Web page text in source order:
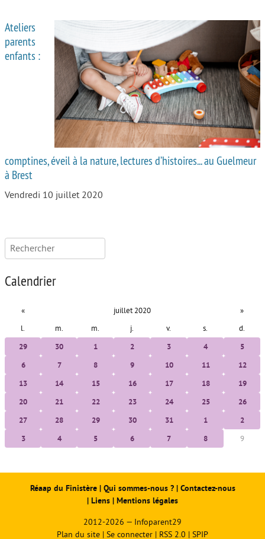
Ateliers
parents
enfants :
comptines, éveil à la nature, lectures d’histoires... au Guelmeur
à Brest
Vendredi 10 juillet 2020
Rechercher :
Calendrier
« juillet 2020 »
l. m. m. j. v. s. d.
29 30 1 2 3 4 5
6 7 8 9 10 11 12
13 14 15 16 17 18 19
20 21 22 23 24 25 26
27 28 29 30 31 1 2
3 4 5 6 7 8 9
Réaap du Finistère| Qui sommes-nous ? | Contactez-nous
| Liens | Mentions légales
2012-2026 — Infoparent29
Plan du site | Se connecter | RSS 2.0 | SPIP